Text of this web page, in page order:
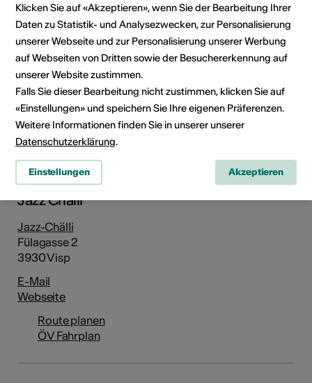
Fülagasse 2, 3930 Visp
Route planen
ÖV Fahrplan
Adresse
Jazz Chälli
Jazz-Chälli
Fülagasse 2
3930 Visp
E-Mail
Webseite
Route planen
ÖV Fahrplan
Klicken Sie auf «Akzeptieren», wenn Sie der Bearbeitung Ihrer
Daten zu Statistik- und Analysezwecken, zur Personalisierung
unserer Webseite und zur Personalisierung unserer Werbung
auf Webseiten von Dritten sowie der Besuchererkennung auf
unserer Website zustimmen.
Falls Sie dieser Bearbeitung nicht zustimmen, klicken Sie auf
«Einstellungen» und speichern Sie Ihre eigenen Präferenzen.
Weitere Informationen finden Sie in unserer unserer
Datenschutzerklärung.
Einstellungen Akzeptieren